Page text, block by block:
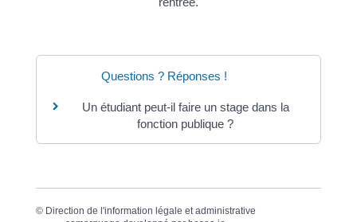
Questions ? Réponses !
Un étudiant peut-il faire un stage dans la
fonction publique ?
© Direction de l'information légale et administrative